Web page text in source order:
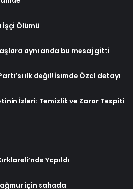
İşçi Ölümü
aynı anda bu mesaj gitti
ilk değil! İsimde Özal detayı
İzleri: Temizlik ve Zarar Tespiti
Yapıldı
için sahada